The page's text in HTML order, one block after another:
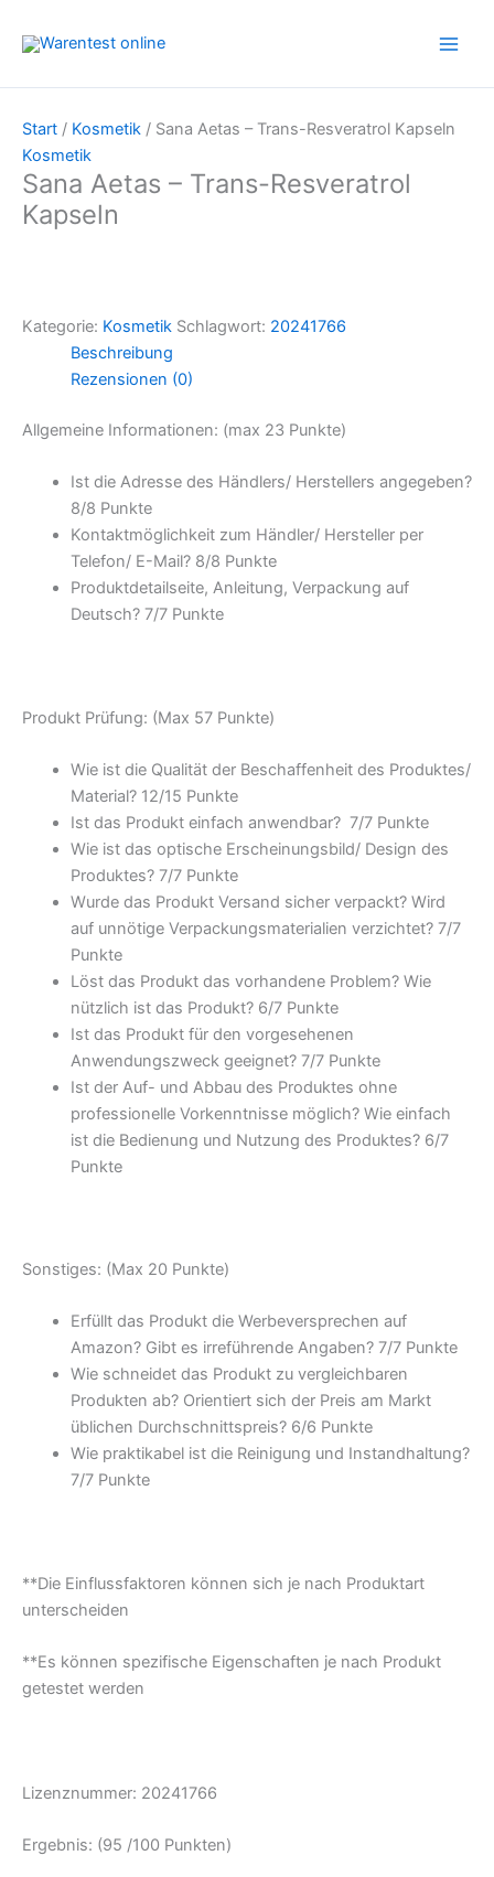
Inhalt
Start / Kosmetik / Sana Aetas – Trans-Resveratrol Kapseln
Kosmetik
Sana Aetas – Trans-Resveratrol
Kapseln
Kategorie: Kosmetik Schlagwort: 20241766
Beschreibung
Rezensionen (0)
Allgemeine Informationen: (max 23 Punkte)
Ist die Adresse des Händlers/ Herstellers angegeben?
8/8 Punkte
Kontaktmöglichkeit zum Händler/ Hersteller per
Telefon/ E-Mail? 8/8 Punkte
Produktdetailseite, Anleitung, Verpackung auf
Deutsch? 7/7 Punkte
Produkt Prüfung: (Max 57 Punkte)
Wie ist die Qualität der Beschaffenheit des Produktes/
Material? 12/15 Punkte
Ist das Produkt einfach anwendbar? 7/7 Punkte
Wie ist das optische Erscheinungsbild/ Design des
Produktes? 7/7 Punkte
Wurde das Produkt Versand sicher verpackt? Wird
auf unnötige Verpackungsmaterialien verzichtet? 7/7
Punkte
Löst das Produkt das vorhandene Problem? Wie
nützlich ist das Produkt? 6/7 Punkte
Ist das Produkt für den vorgesehenen
Anwendungszweck geeignet? 7/7 Punkte
Ist der Auf- und Abbau des Produktes ohne
professionelle Vorkenntnisse möglich? Wie einfach
ist die Bedienung und Nutzung des Produktes? 6/7
Punkte
Sonstiges: (Max 20 Punkte)
Erfüllt das Produkt die Werbeversprechen auf
Amazon? Gibt es irreführende Angaben? 7/7 Punkte
Wie schneidet das Produkt zu vergleichbaren
Produkten ab? Orientiert sich der Preis am Markt
üblichen Durchschnittspreis? 6/6 Punkte
Wie praktikabel ist die Reinigung und Instandhaltung?
7/7 Punkte
**Die Einflussfaktoren können sich je nach Produktart
unterscheiden
**Es können spezifische Eigenschaften je nach Produkt
getestet werden
Lizenznummer: 20241766
Ergebnis: (95 /100 Punkten)